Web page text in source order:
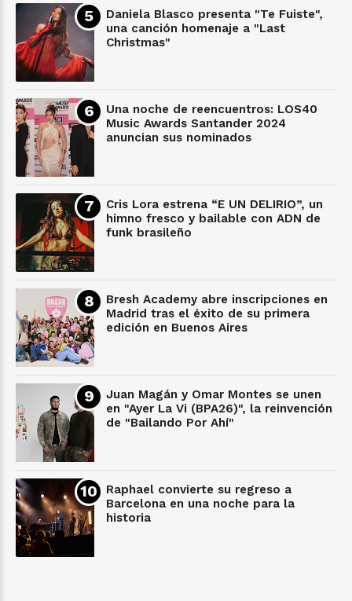
Daniela Blasco presenta "Te Fuiste",
una canción homenaje a "Last
Christmas"
Una noche de reencuentros: LOS40
Music Awards Santander 2024
anuncian sus nominados
Cris Lora estrena “E UN DELIRIO”, un
himno fresco y bailable con ADN de
funk brasileño
Bresh Academy abre inscripciones en
Madrid tras el éxito de su primera
edición en Buenos Aires
Juan Magán y Omar Montes se unen
en "Ayer La Vi (BPA26)", la reinvención
de "Bailando Por Ahí"
Raphael convierte su regreso a
Barcelona en una noche para la
historia